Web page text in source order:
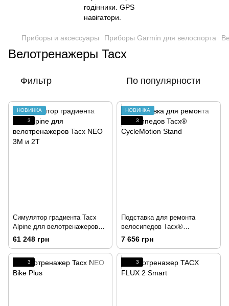
Приборы и аксессуары Приборы Garmin для велоспорта
Велотренажеры Tacx
Фильтр По популярности
НОВИНКА
3
Симулятор градиента Tacx
Alpine для велотренажеров
Tacx NEO 3M и 2T
61 248 грн
НОВИНКА
3
Подставка для ремонта
велосипедов Tacx®
CycleMotion Stand
7 656 грн
3 3